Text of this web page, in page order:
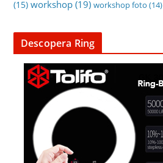
(15) workshop (19) workshop foto (14)
Descopera Ring